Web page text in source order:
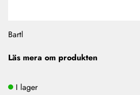
Bartl
Läs mera om produkten
I lager